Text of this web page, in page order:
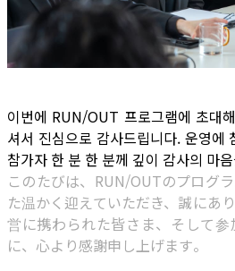
이번에 RUN/OUT 프로그램에 초대
셔서 진심으로 감사드립니다. 운영에
참가자 한 분 한 분께 깊이 감사의 마
このたびは、RUN/OUTのプログ
た温かく迎えていただき、誠にあ
営に携わられた皆さま、そして
に、心より感謝申し上げます。